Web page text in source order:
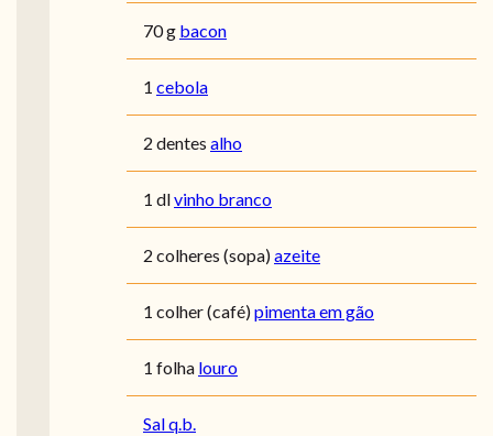
70 g bacon
1 cebola
2 dentes alho
1 dlvinho branco
2 colheres (sopa)azeite
1 colher (café)pimenta em gão
1 folha louro
Sal q.b.